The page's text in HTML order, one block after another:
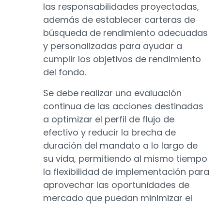
las responsabilidades proyectadas,
además de establecer carteras de
búsqueda de rendimiento adecuadas
y personalizadas para ayudar a
cumplir los objetivos de rendimiento
del fondo.
Se debe realizar una evaluación
continua de las acciones destinadas
a optimizar el perfil de flujo de
efectivo y reducir la brecha de
duración del mandato a lo largo de
su vida, permitiendo al mismo tiempo
la flexibilidad de implementación para
aprovechar las oportunidades de
mercado que puedan minimizar el